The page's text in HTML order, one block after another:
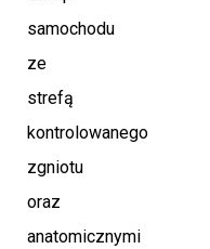
samochodu
ze
strefą
kontrolowanego
zgniotu
oraz
anatomicznymi